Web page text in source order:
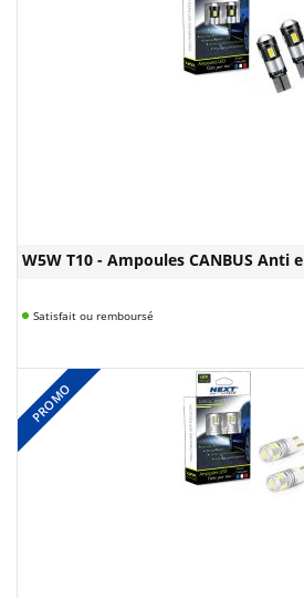
W5W T10 - Ampoules CANBUS Anti
Satisfait ou remboursé
PROMO